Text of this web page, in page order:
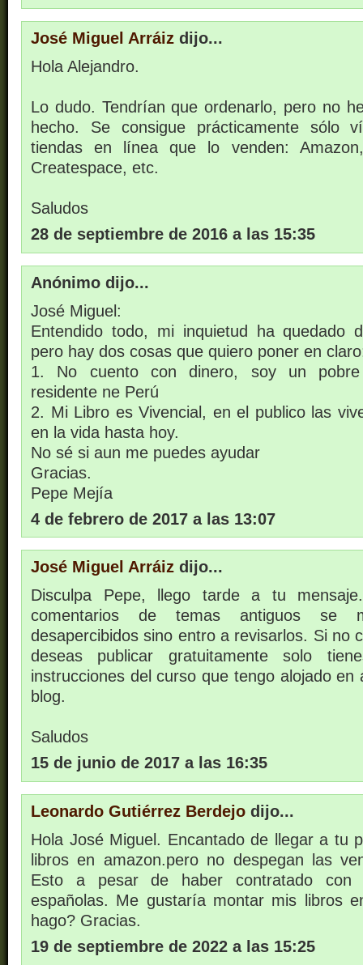
José Miguel Arráiz dijo...
Hola Alejandro.
Lo dudo. Tendrían que ordenarlo, pero no
hecho. Se consigue prácticamente sólo
tiendas en línea que lo venden:
Createspace, etc.
Saludos
28 de septiembre de 2016 a las 15:35
Anónimo dijo...
José Miguel:
Entendido todo, mi inquietud ha quedado
pero hay dos cosas que quiero poner en
1. No cuento con dinero, soy un pobre
residente ne Perú
2. Mi Libro es Vivencial, en el publico las
en la vida hasta hoy.
No sé si aun me puedes ayudar
Gracias.
Pepe Mejía
4 de febrero de 2017 a las 13:07
José Miguel Arráiz dijo...
Disculpa Pepe, llego tarde a tu
comentarios de temas antiguos se
desapercibidos sino entro a revisarlos. Si no
deseas publicar gratuitamente solo
instrucciones del curso que tengo alojado en
blog.
Saludos
15 de junio de 2017 a las 16:35
Leonardo Gutiérrez Berdejo dijo...
Hola José Miguel. Encantado de llegar a tu
libros en amazon.pero no despegan las
Esto a pesar de haber contratado con
españolas. Me gustaría montar mis libros
hago? Gracias.
19 de septiembre de 2022 a las 15:25